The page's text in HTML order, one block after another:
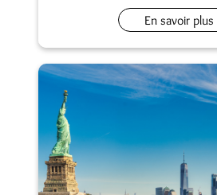
En savoir plus